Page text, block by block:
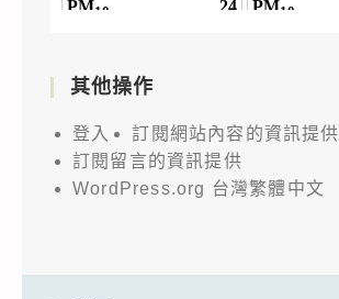
其他操作
登入
訂閱網站內容的資訊提供
訂閱留言的資訊提供
WordPress.org 台灣繁體中文